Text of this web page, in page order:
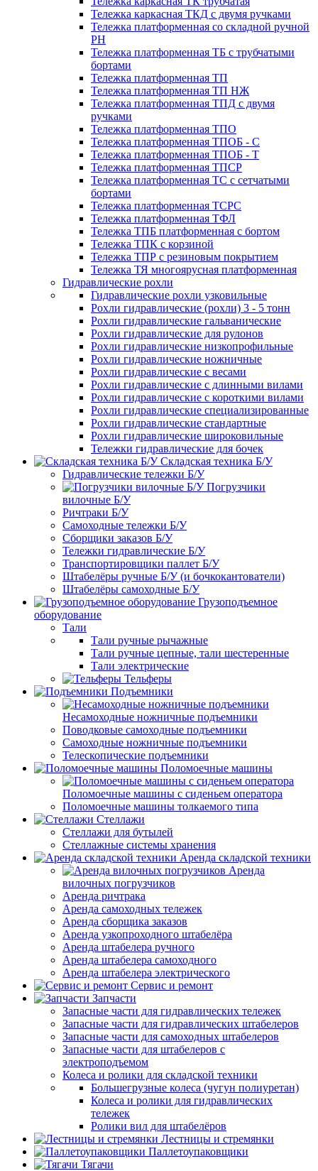
Тележка каркасная ТКД с двумя ручками
Тележка платформенная со складной ручной
PH
Тележка платформенная ТБ с трубчатыми
бортами
Тележка платформенная ТП
Тележка платформенная ТП НЖ
Тележка платформенная ТПД с двумя
ручками
Тележка платформенная ТПО
Тележка платформенная ТПОБ - С
Тележка платформенная ТПОБ - Т
Тележка платформенная ТПСР
Тележка платформенная ТС с сетчатыми
бортами
Тележка платформенная ТСРС
Тележка платформенная ТФЛ
Тележка ТПБ платформенная с бортом
Тележка ТПК с корзиной
Тележка ТПР с резиновым покрытием
Тележка ТЯ многоярусная платформенная
Гидравлические рохли
Гидравлические рохли узковильные
Рохли гидравлические (рохли) 3 - 5 тонн
Рохли гидравлические гальванические
Рохли гидравлические для рулонов
Рохли гидравлические низкопрофильные
Рохли гидравлические ножничные
Рохли гидравлические с весами
Рохли гидравлические с длинными вилами
Рохли гидравлические с короткими вилами
Рохли гидравлические специализированные
Рохли гидравлические стандартные
Рохли гидравлические широковильные
Тележки гидравлические для бочек
Складская техника Б/У
Гидравлические тележки Б/У
Погрузчики
вилочные Б/У
Ричтраки Б/У
Самоходные тележки Б/У
Сборщики заказов Б/У
Тележки гидравлические Б/У
Транспортировщики паллет Б/У
Штабелёры ручные Б/У (и бочкокантователи)
Штабелёры самоходные Б/У
Грузоподъемное
оборудование
Тали
Тали ручные рычажные
Тали ручные цепные, тали шестеренные
Тали электрические
Тельферы
Подъемники
Несамоходные ножничные подъемники
Поводковые самоходные подъемники
Самоходные ножничные подъемники
Телескопические подъемники
Поломоечные машины
Поломоечные машины с сиденьем оператора
Поломоечные машины толкаемого типа
Стеллажи
Стеллажи для бутылей
Стеллажные системы хранения
Аренда складской техники
Аренда
вилочных погрузчиков
Аренда ричтрака
Аренда самоходных тележек
Аренда сборщика заказов
Аренда узкопроходного штабелёра
Аренда штабелера ручного
Аренда штабелера самоходного
Аренда штабелера электрического
Сервис и ремонт
Запчасти
Запасные части для гидравлических тележек
Запасные части для гидравлических штабелеров
Запасные части для самоходных штабелеров
Запасные части для штабелеров с
электроподъемом
Колеса и ролики для складской техники
Большегрузные колеса (чугун полиуретан)
Колеса и ролики для гидравлических
тележек
Ролики вил для штабелёров
Лестницы и стремянки
Паллетоупаковщики
Тягачи